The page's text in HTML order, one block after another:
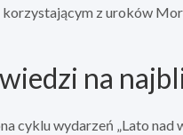
z uroków
na
cyklu wydarzeń „Lato